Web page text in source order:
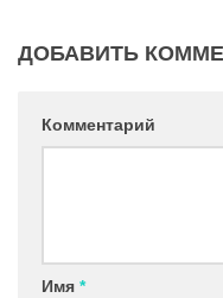
ДОБАВИТЬ
Комментарий
Имя *